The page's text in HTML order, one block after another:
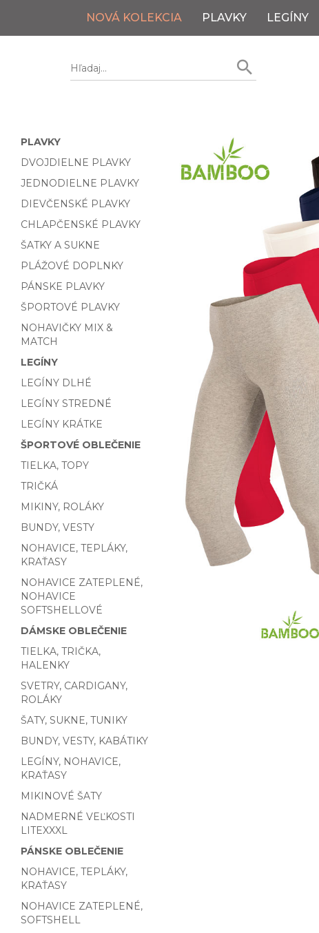
NOVÁ KOLEKCIA PLAVKY LEGÍNY
PLAVKY
DVOJDIELNE PLAVKY
JEDNODIELNE PLAVKY
DIEVČENSKÉ PLAVKY
CHLAPČENSKÉ PLAVKY
ŠATKY A SUKNE
PLÁŽOVÉ DOPLNKY
PÁNSKE PLAVKY
ŠPORTOVÉ PLAVKY
NOHAVIČKY MIX &
MATCH
LEGÍNY
LEGÍNY DLHÉ
LEGÍNY STREDNÉ
LEGÍNY KRÁTKE
ŠPORTOVÉ OBLEČENIE
TIELKA, TOPY
TRIČKÁ
MIKINY, ROLÁKY
BUNDY, VESTY
NOHAVICE, TEPLÁKY,
KRAŤASY
NOHAVICE ZATEPLENÉ,
NOHAVICE
SOFTSHELLOVÉ
DÁMSKE OBLEČENIE
TIELKA, TRIČKA,
HALENKY
SVETRY, CARDIGANY,
ROLÁKY
ŠATY, SUKNE, TUNIKY
BUNDY, VESTY, KABÁTIKY
LEGÍNY, NOHAVICE,
KRAŤASY
MIKINOVÉ ŠATY
NADMERNÉ VEĽKOSTI
LITEXXXL
PÁNSKE OBLEČENIE
NOHAVICE, TEPLÁKY,
KRAŤASY
NOHAVICE ZATEPLENÉ,
SOFTSHELL